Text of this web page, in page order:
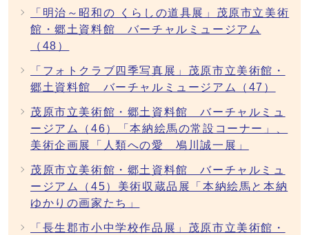
「明治～昭和の くらしの道具展」茂原市立美術
館・郷土資料館 バーチャルミュージアム
（48）
「フォトクラブ四季写真展」茂原市立美術館・
郷土資料館 バーチャルミュージアム（47）
茂原市立美術館・郷土資料館 バーチャルミュ
ージアム（46）「本納絵馬の常設コーナー」、
美術企画展「人類への愛 鳰川誠一展」
茂原市立美術館・郷土資料館 バーチャルミュ
ージアム（45）美術収蔵品展「本納絵馬と本納
ゆかりの画家たち」
「長生郡市小中学校作品展」茂原市立美術館・